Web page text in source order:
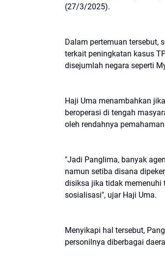
(27/3/2025).
Dalam pertemuan tersebut,
terkait peningkatan kasus
disejumlah negara seperti
Haji Uma menambahkan
beroperasi di tengah
oleh rendahnya
"Jadi Panglima, banyak
namun setiba disana
disiksa jika tidak memenuhi
sosialisasi", ujar Haji Uma.
Menyikapi hal tersebut,
personilnya diberbagai